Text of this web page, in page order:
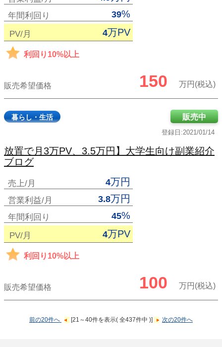
年間利回り 39%
PV/月 4万PV
利回り10%以上
販売希望価格 150 万円(税込)
暮らし・生活
登録日:2021/01/14
販売中
放置で月3万PV、3.5万円】大学生向け副業紹介
ブログ
売上/月 4万円
営業利益/月 3.8万円
年間利回り 45%
PV/月 4万PV
利回り10%以上
販売希望価格 100 万円(税込)
前の20件へ [21～40件を表示( 全437件中 )] 次の20件へ